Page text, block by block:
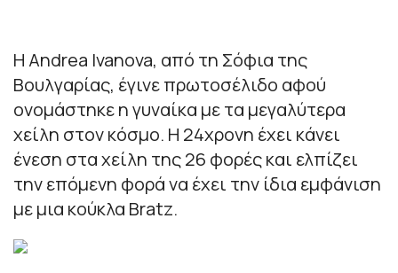
Η Andrea Ivanova, από τη Σόφια της
Βουλγαρίας, έγινε πρωτοσέλιδο αφού
ονομάστηκε η γυναίκα με τα μεγαλύτερα
χείλη στον κόσμο. Η 24χρονη έχει κάνει
ένεση στα χείλη της 26 φορές και ελπίζει
την επόμενη φορά να έχει την ίδια εμφάνιση
με μια κούκλα Bratz.